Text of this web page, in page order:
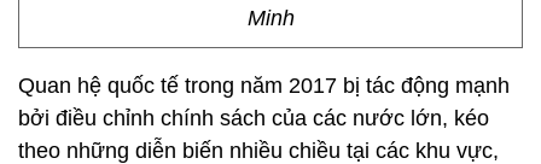
Minh
Quan hệ quốc tế trong năm 2017 bị tác động mạnh
bởi điều chỉnh chính sách của các nước lớn, kéo
theo những diễn biến nhiều chiều tại các khu vực,